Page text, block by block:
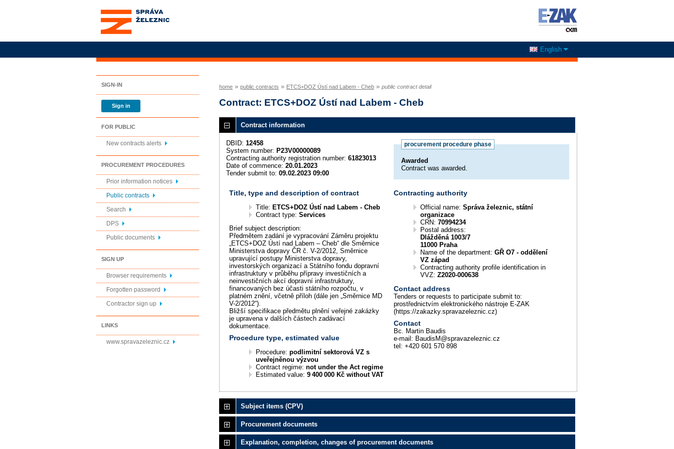
Správa železnic, státní
organizace
English
SIGN-IN
Sign in
FOR PUBLIC
New contracts alerts
PROCUREMENT PROCEDURES
Prior information notices
Public contracts
Search
DPS
Public documents
SIGN UP
Browser requirements
Forgotten password
Contractor sign up
LINKS
www.spravazeleznic.cz
home » public contracts » ETCS+DOZ Ústí nad Labem - Cheb » public contract detail
Contract: ETCS+DOZ Ústí nad Labem - Cheb
Contract information
procurement procedure phase
Awarded
Contract was awarded.
DBID: 12458
System number: P23V00000089
Contracting authority registration number: 61823013
Date of commence: 20.01.2023
Tender submit to: 09.02.2023 09:00
Title, type and description of contract
Title:ETCS+DOZ Ústí nad Labem - Cheb
Contract type:Services
Brief subject description:
Předmětem zadání je vypracování Záměru projektu
„ETCS+DOZ Ústí nad Labem – Cheb“ dle Směrnice
Ministerstva dopravy ČR č. V-2/2012, Směrnice
upravující postupy Ministerstva dopravy,
investorských organizací a Státního fondu dopravní
infrastruktury v průběhu přípravy investičních a
neinvestičních akcí dopravní infrastruktury,
financovaných bez účasti státního rozpočtu, v
platném znění, včetně příloh (dále jen „Směrnice MD
V-2/2012“).
Bližší specifikace předmětu plnění veřejné zakázky
je upravena v dalších částech zadávací
dokumentace.
Procedure type, estimated value
Procedure:podlimitní sektorová VZ s
uveřejněnou výzvou
Contract regime:not under the Act regime
Estimated value:9 400 000 Kč without VAT
Contracting authority
Official name:Správa železnic, státní
organizace
CRN:70994234
Postal address:
Dlážděná 1003/7
11000 Praha
Name of the department:GŘ O7 - oddělení
VZ západ
Contracting authority profile identification in
VVZ:Z2020-000638
Contact address
Tenders or requests to participate submit to:
prostřednictvím elektronického nástroje E-ZAK
(https://zakazky.spravazeleznic.cz)
Contact
Bc. Martin Baudis
e-mail: BaudisM@spravazeleznic.cz
tel: +420 601 570 898
Subject items (CPV)
Procurement documents
Explanation, completion, changes of procurement documents